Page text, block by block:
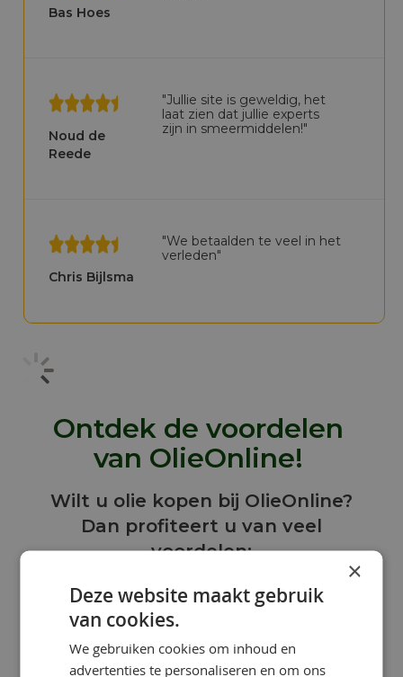
Bas Hoes
Noud de
Reede
"Jullie site is geweldig, het
laat zien dat jullie experts
zijn in smeermiddelen!"
Chris Bijlsma
"We betaalden te veel in het
verleden"
Ontdek de voordelen
van OlieOnline!
Wilt u olie kopen bij OlieOnline?
Dan profiteert u van veel
voordelen:
×
Deze website maakt gebruik
van cookies.
We gebruiken cookies om inhoud en
advertenties te personaliseren en om ons